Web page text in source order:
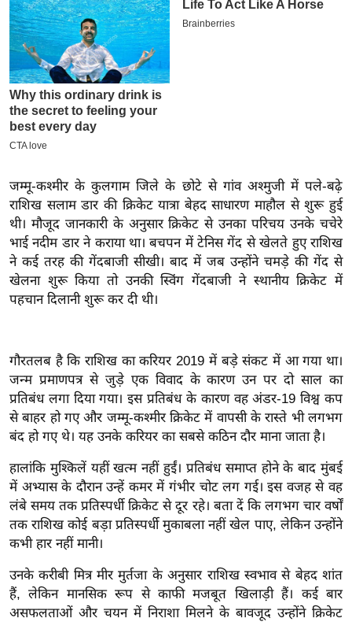
इ
म
-
पे
प
र
सा
ल
बे
मि
सा
ख्सि
य
त
यं
ग
इं
डि
या
सा
हि
त्य
ग
जम्मू-कश्मीर के कुलगाम जिले के छोटे से गांव अश्मुजी में पले-बढ़े
राशिख सलाम डार की क्रिकेट यात्रा बेहद साधारण माहौल से शुरू हुई
थी। मौजूद जानकारी के अनुसार क्रिकेट से उनका परिचय उनके चचेरे
भाई नदीम डार ने कराया था। बचपन में टेनिस गेंद से खेलते हुए राशिख
ने कई तरह की गेंदबाजी सीखी। बाद में जब उन्होंने चमड़े की गेंद से
खेलना शुरू किया तो उनकी स्विंग गेंदबाजी ने स्थानीय क्रिकेट में
पहचान दिलानी शुरू कर दी थी।
गौरतलब है कि राशिख का करियर 2019 में बड़े संकट में आ गया था।
जन्म प्रमाणपत्र से जुड़े एक विवाद के कारण उन पर दो साल का
प्रतिबंध लगा दिया गया। इस प्रतिबंध के कारण वह अंडर-19 विश्व कप
से बाहर हो गए और जम्मू-कश्मीर क्रिकेट में वापसी के रास्ते भी लगभग
बंद हो गए थे। यह उनके करियर का सबसे कठिन दौर माना जाता है।
हालांकि मुश्किलें यहीं खत्म नहीं हुईं। प्रतिबंध समाप्त होने के बाद मुंबई
में अभ्यास के दौरान उन्हें कमर में गंभीर चोट लग गई। इस वजह से वह
लंबे समय तक प्रतिस्पर्धी क्रिकेट से दूर रहे। बता दें कि लगभग चार वर्षों
तक राशिख कोई बड़ा प्रतिस्पर्धी मुकाबला नहीं खेल पाए, लेकिन उन्होंने
कभी हार नहीं मानी।
उनके करीबी मित्र मीर मुर्तजा के अनुसार राशिख स्वभाव से बेहद शांत
हैं, लेकिन मानसिक रूप से काफी मजबूत खिलाड़ी हैं। कई बार
असफलताओं और चयन में निराशा मिलने के बावजूद उन्होंने क्रिकेट